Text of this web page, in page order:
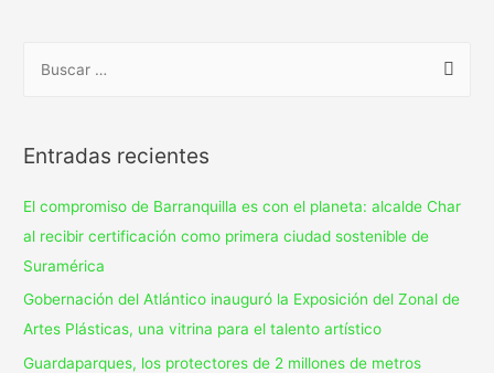
Entradas recientes
El compromiso de Barranquilla es con el planeta: alcalde Char
al recibir certificación como primera ciudad sostenible de
Suramérica
Gobernación del Atlántico inauguró la Exposición del Zonal de
Artes Plásticas, una vitrina para el talento artístico
Guardaparques, los protectores de 2 millones de metros